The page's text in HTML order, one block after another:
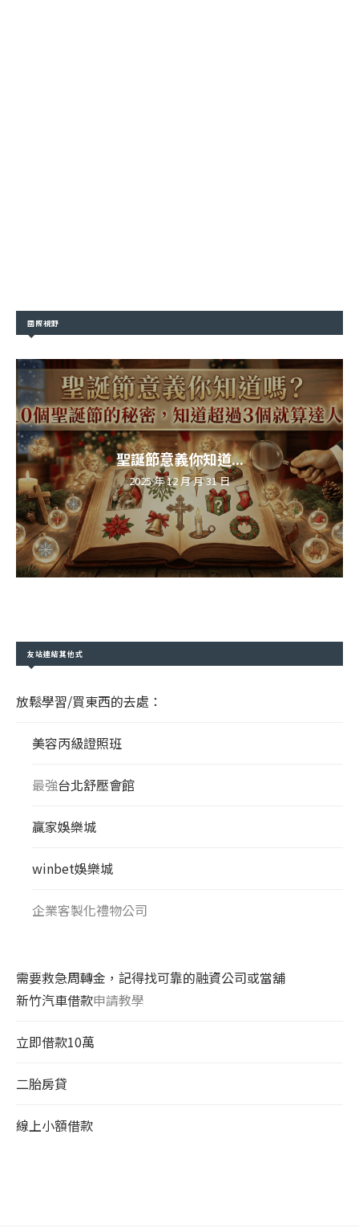
國際視野
聖誕節意義你知道...
2025 年 12 月 月 31 日
友站連結其他式
放鬆學習/買東西的去處：
美容丙級證照班
最強台北舒壓會館
贏家娛樂城
winbet娛樂城
企業客製化禮物公司
需要救急周轉金，記得找可靠的融資公司或當舖
新竹汽車借款申請教學
立即借款10萬
二胎房貸
線上小額借款